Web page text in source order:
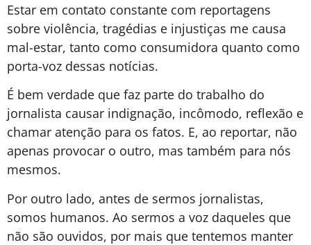
Estar em contato constante com reportagens
sobre violência, tragédias e injustiças me causa
mal-estar, tanto como consumidora quanto como
porta-voz dessas notícias.
É bem verdade que faz parte do trabalho do
jornalista causar indignação, incômodo, reflexão e
chamar atenção para os fatos. E, ao reportar, não
apenas provocar o outro, mas também para nós
mesmos.
Por outro lado, antes de sermos jornalistas,
somos humanos. Ao sermos a voz daqueles que
não são ouvidos, por mais que tentemos manter